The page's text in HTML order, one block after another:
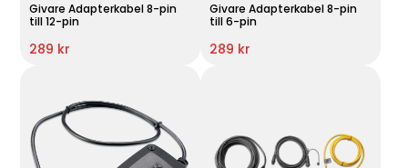
Givare Adapterkabel 8-pin
till 12-pin
289 kr
Givare Adapterkabel 8-pin
till 6-pin
289 kr